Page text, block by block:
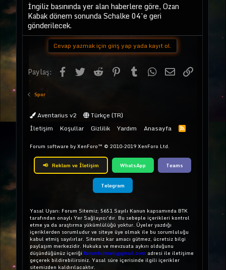
İngiliz basınında yer alan haberlere göre, Ozan
Kabak dönem sonunda Schalke 04’e geri
gönderilecek.
Cevap yazmak için giriş yap yada kayıt ol.
Paylaş: Facebook
TwitterReddit PinterestTumblrWhatsApp
E-postaLink
Spor
Aventarius v2
Türkçe (TR)
İletişim
Koşullar Gizlilik Yardım Anasayfa
Forum software by XenForo™ © 2010-2019 XenForo Ltd.
📢 Reklam ve İletişim WhatsApp Teams
Telegram
Yasal Uyarı: Forum Sitemiz; 5651 Sayılı Kanun kapsamında BTK
tarafından onaylı Yer Sağlayıcı'dır. Bu sebeple içerikleri kontrol
etme ya da araştırma yükümlülüğü yoktur. Üyeler yazdığı
içeriklerden sorumludur ve siteye üye olmak ile bu sorumluluğu
kabul etmiş sayılırlar. Sitemiz kar amacı gütmez, ücretsiz bilgi
paylaşım merkezidir. Hukuka ve mevzuata aykırı olduğunu
düşündüğünüz içeriği forumhizmeti@gmail.com adresi ile iletişime
geçerek bildirebilirsiniz. Yasal süre içerisinde ilgili içerikler
sitemizden kaldırılacaktır.